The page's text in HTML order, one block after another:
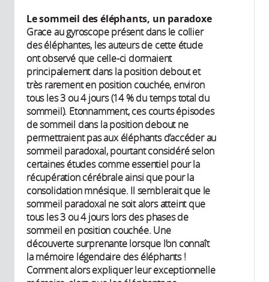
Le sommeil des éléphants, un paradoxe
Grace au gyroscope présent dans le collier
des éléphantes, les auteurs de cette étude
ont observé que celle-ci dormaient
principalement dans la position debout et
très rarement en position couchée, environ
tous les 3 ou 4 jours (14 % du temps total du
sommeil). Etonnamment, ces courts épisodes
de sommeil dans la position debout ne
permettraient pas aux éléphants d’accéder au
sommeil paradoxal, pourtant considéré selon
certaines études comme essentiel pour la
récupération cérébrale ainsi que pour la
consolidation mnésique. Il semblerait que le
sommeil paradoxal ne soit alors atteint que
tous les 3 ou 4 jours lors des phases de
sommeil en position couchée. Une
découverte surprenante lorsque l’on connaît
la mémoire légendaire des éléphants !
Comment alors expliquer leur exceptionnelle